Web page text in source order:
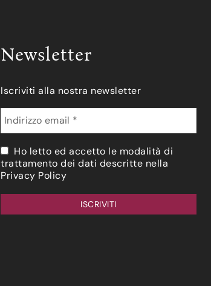
Newsletter
Iscriviti alla nostra newsletter
Ho letto ed accetto le modalità di
trattamento dei dati descritte nella
Privacy Policy